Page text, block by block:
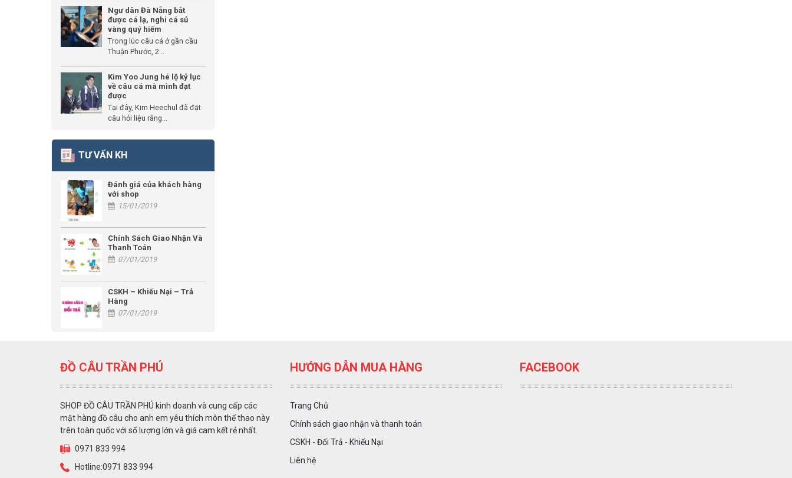
Ngư dân Đà Nẵng bắt
được cá lạ, nghi cá sủ
vàng quý hiếm
Trong lúc câu cá ở gần cầu
Thuận Phước, 2...
Kim Yoo Jung hé lộ kỷ lục
về câu cá mà mình đạt
được
Tại đây, Kim Heechul đã đặt
câu hỏi liệu rằng...
TƯ VẤN KH
Đánh giá của khách hàng
với shop
15/01/2019
Chính Sách Giao Nhận Và
Thanh Toán
07/01/2019
CSKH – Khiếu Nại – Trả
Hàng
07/01/2019
ĐỒ CÂU TRẦN PHÚ
SHOP ĐỒ CÂU TRẦN PHÚ kinh doanh và cung cấp các
mặt hàng đồ câu cho anh em yêu thích môn thể thao này
trên toàn quốc với số lượng lớn và giá cam kết rẻ nhất.
0971 833 994
Hotline:0971 833 994
HƯỚNG DẪN MUA HÀNG
Trang Chủ
Chính sách giao nhận và thanh toán
CSKH - Đổi Trả - Khiếu Nại
Liên hệ
FACEBOOK